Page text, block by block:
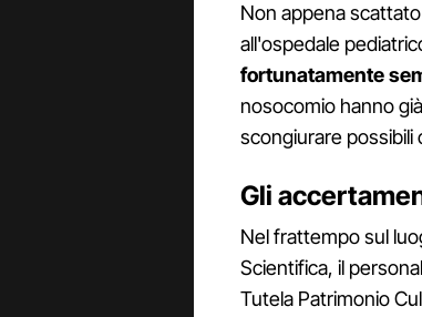
Non appena
all'ospedale
fortunatamente
nosocomio hanno
scongiurare possibili
Gli
Nel frattempo sul
Scientifica, il
Tutela Patrimonio